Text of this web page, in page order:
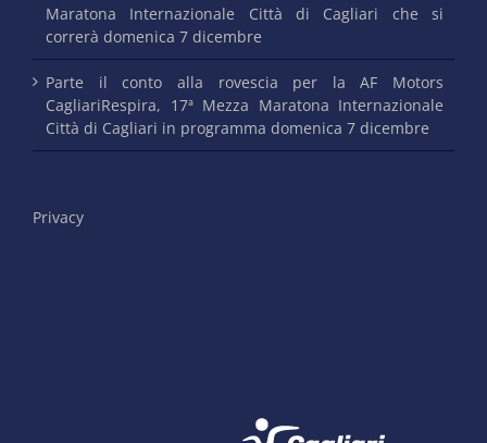
Maratona Internazionale Città di Cagliari che si
correrà domenica 7 dicembre
Parte il conto alla rovescia per la AF Motors
CagliariRespira, 17ª Mezza Maratona Internazionale
Città di Cagliari in programma domenica 7 dicembre
Privacy